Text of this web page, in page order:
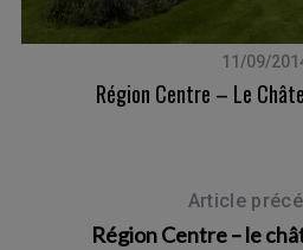
11/09/
Région Centre – Le
Article
Région Centre – le